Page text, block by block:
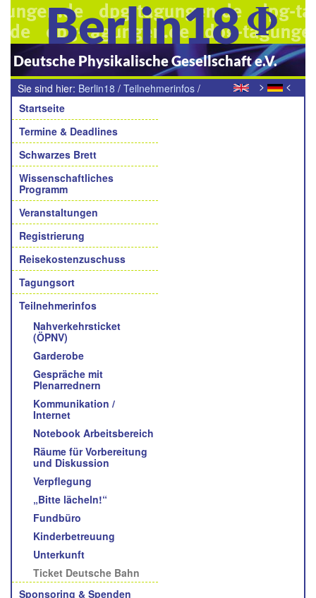
Berlin18
Deutsche Physikalische Gesellschaft e.V.
> <
Sie sind hier: Berlin18 / Teilnehmerinfos /
Erfolgreich ankommen. Ab 49,50 Euro mit dem
Veranstaltungsticket deutschlandweit.
Navigation
Startseite
Termine & Deadlines
Schwarzes Brett
Wissenschaftliches
Programm
Veranstaltungen
Registrierung
Reisekostenzuschuss
Tagungsort
Teilnehmerinfos
Nahverkehrsticket
(ÖPNV)
Garderobe
Gespräche mit
Plenarrednern
Kommunikation /
Internet
Notebook Arbeitsbereich
Räume für Vorbereitung
und Diskussion
Verpflegung
„Bitte lächeln!“
Fundbüro
Kinderbetreuung
Unterkunft
Ticket Deutsche Bahn
Sponsoring & Spenden